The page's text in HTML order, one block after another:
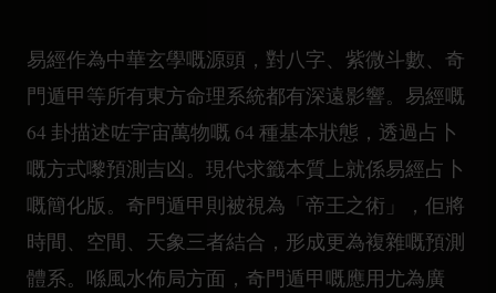
易經作為中華玄學嘅源頭，對八字、紫微斗數、奇
門遁甲等所有東方命理系統都有深遠影響。易經嘅
64 卦描述咗宇宙萬物嘅 64 種基本狀態，透過占卜
嘅方式嚟預測吉凶。現代求籤本質上就係易經占卜
嘅簡化版。奇門遁甲則被視為「帝王之術」，佢將
時間、空間、天象三者結合，形成更為複雜嘅預測
體系。喺風水佈局方面，奇門遁甲嘅應用尤為廣